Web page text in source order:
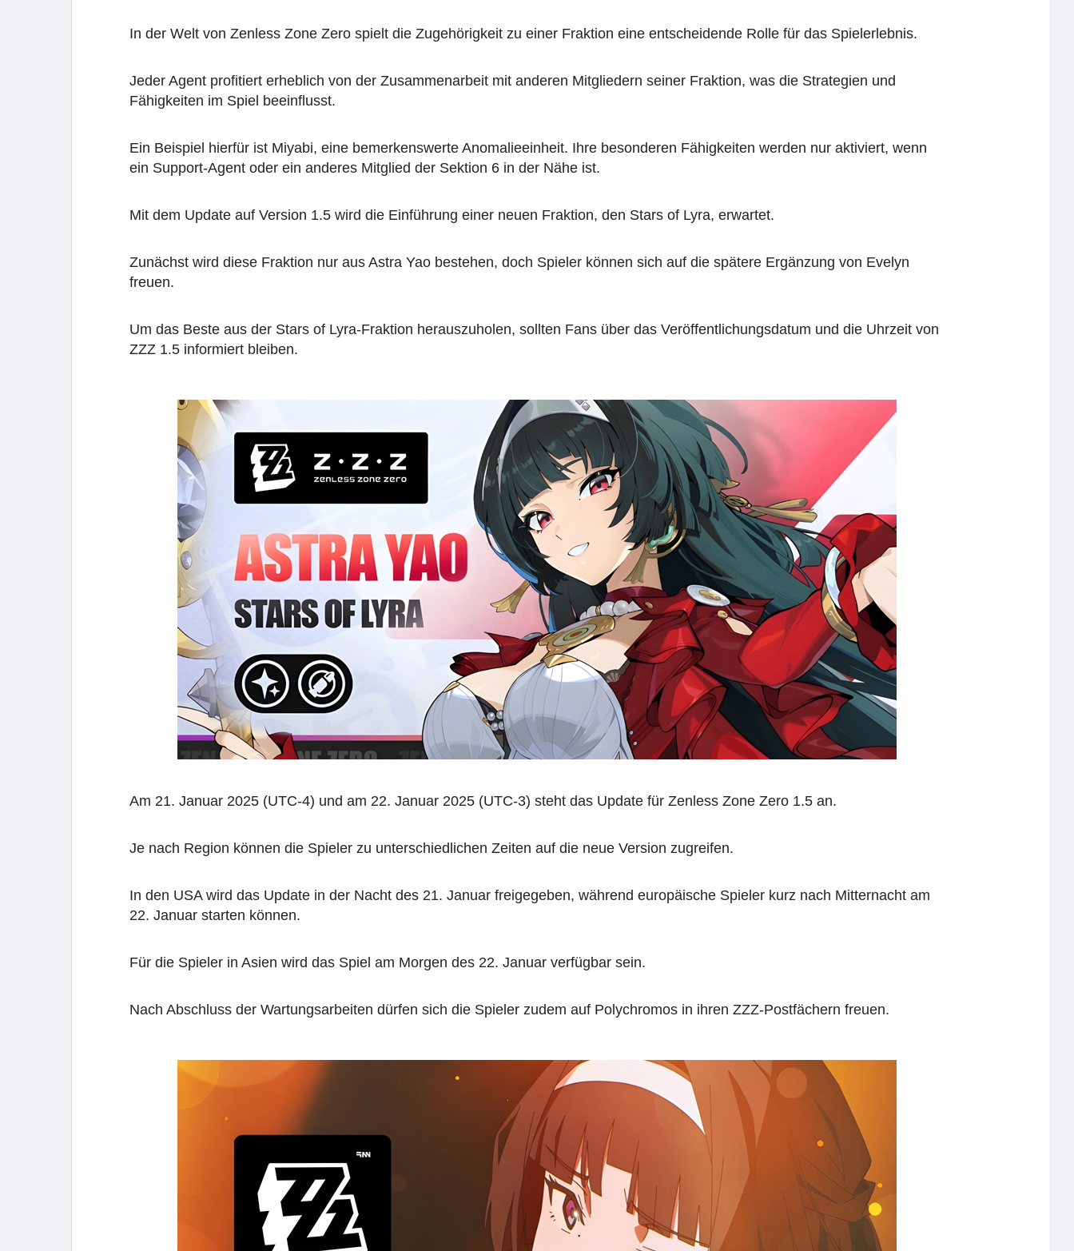
In der Welt von Zenless Zone Zero spielt die Zugehörigkeit zu einer Fraktion eine entscheidende Rolle für das Spielerlebnis.
Jeder Agent profitiert erheblich von der Zusammenarbeit mit anderen Mitgliedern seiner Fraktion, was die Strategien und
Fähigkeiten im Spiel beeinflusst.
Ein Beispiel hierfür ist Miyabi, eine bemerkenswerte Anomalieeinheit. Ihre besonderen Fähigkeiten werden nur aktiviert, wenn
ein Support-Agent oder ein anderes Mitglied der Sektion 6 in der Nähe ist.
Mit dem Update auf Version 1.5 wird die Einführung einer neuen Fraktion, den Stars of Lyra, erwartet.
Zunächst wird diese Fraktion nur aus Astra Yao bestehen, doch Spieler können sich auf die spätere Ergänzung von Evelyn
freuen.
Um das Beste aus der Stars of Lyra-Fraktion herauszuholen, sollten Fans über das Veröffentlichungsdatum und die Uhrzeit von
ZZZ 1.5 informiert bleiben.
Am 21. Januar 2025 (UTC-4) und am 22. Januar 2025 (UTC-3) steht das Update für Zenless Zone Zero 1.5 an.
Je nach Region können die Spieler zu unterschiedlichen Zeiten auf die neue Version zugreifen.
In den USA wird das Update in der Nacht des 21. Januar freigegeben, während europäische Spieler kurz nach Mitternacht am
22. Januar starten können.
Für die Spieler in Asien wird das Spiel am Morgen des 22. Januar verfügbar sein.
Nach Abschluss der Wartungsarbeiten dürfen sich die Spieler zudem auf Polychromos in ihren ZZZ-Postfächern freuen.